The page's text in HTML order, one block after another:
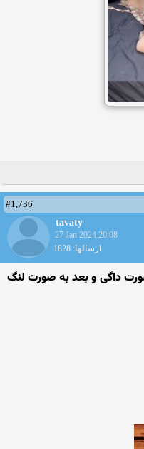
#1,736
tavaty
27 Jan 2024 20:08
ارسالها: 1828
داگی و بعد به صورت لنگ